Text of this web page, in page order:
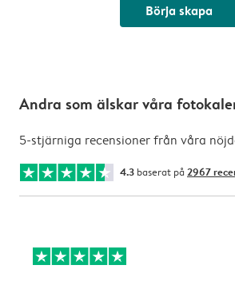
Börja skapa
Andra som älskar våra
5-stjärniga recensioner från våra
4.3 baserat på 2967